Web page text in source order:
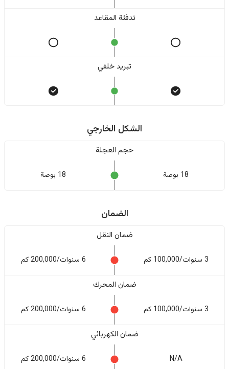
تدفئة المقاعد
تبريد خلفي
الشكل الخارجي
حجم العجلة
18 بوصة 18 بوصة
الضمان
ضمان النقل
3 سنوات/100,000 كم 6 سنوات/200,000 كم
ضمان المحرك
3 سنوات/100,000 كم 6 سنوات/200,000 كم
ضمان الكهربائي
N/A 6 سنوات/200,000 كم